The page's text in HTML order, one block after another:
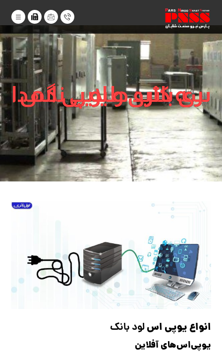
سه کلید طلایی نگهداری باتری و یو پی اس
انواع یوپی اسلود بانک
یوپی‌اس‌های آفلاین